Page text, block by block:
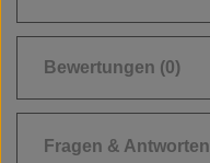
Bewertungen (0)
Fragen & Antworten